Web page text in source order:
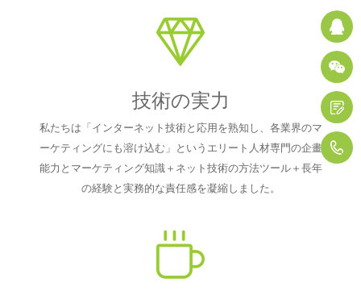
技術の実力
私たちは「インターネット技術と応用を熟知し、各業界のマ
ーケティングにも溶け込む」というエリート人材専門の企畫
能力とマーケティング知識＋ネット技術の方法ツール＋長年
の経験と実務的な責任感を凝縮しました。